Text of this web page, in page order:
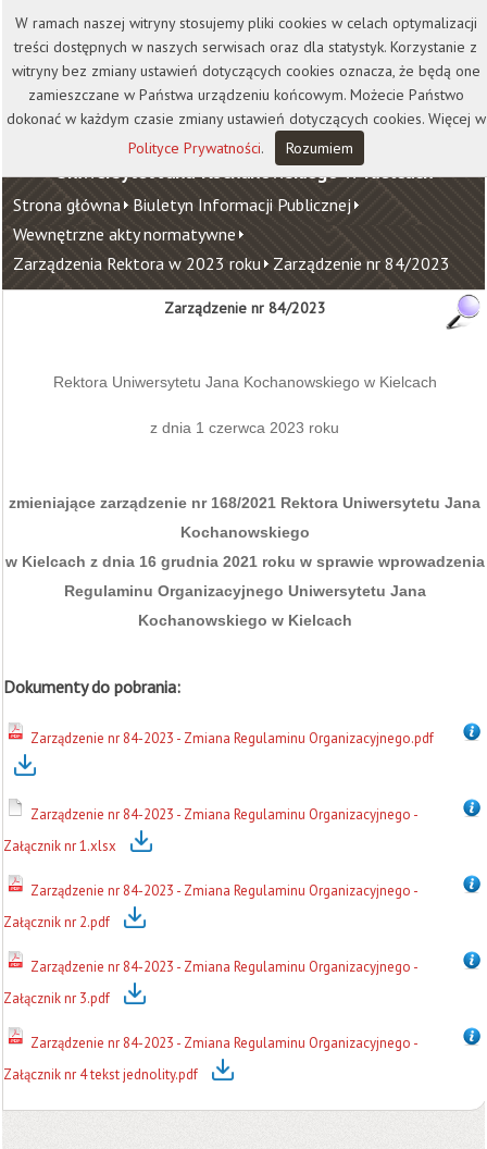
Kontakt Biblioteka
Wydawnictwo
Wirtualna Uczelnia
Uniwersytet Jana Kochanowskiego w Kielcach
Strona główna Biuletyn Informacji Publicznej
Wewnętrzne akty normatywne
Zarządzenia Rektora w 2023 roku Zarządzenie nr 84/2023
Zarządzenie nr 84/2023
Rektora Uniwersytetu Jana Kochanowskiego w Kielcach
z dnia 1 czerwca 2023 roku
zmieniające zarządzenie nr 168/2021 Rektora Uniwersytetu Jana
Kochanowskiego
w Kielcach z dnia 16 grudnia 2021 roku w sprawie wprowadzenia
Regulaminu Organizacyjnego Uniwersytetu Jana
Kochanowskiego w Kielcach
Dokumenty do pobrania:
Zarządzenie nr 84-2023 - Zmiana Regulaminu Organizacyjnego.pdf
Zarządzenie nr 84-2023 - Zmiana Regulaminu Organizacyjnego -
Załącznik nr 1.xlsx
Zarządzenie nr 84-2023 - Zmiana Regulaminu Organizacyjnego -
Załącznik nr 2.pdf
Zarządzenie nr 84-2023 - Zmiana Regulaminu Organizacyjnego -
Załącznik nr 3.pdf
Zarządzenie nr 84-2023 - Zmiana Regulaminu Organizacyjnego -
Załącznik nr 4 tekst jednolity.pdf
W ramach naszej witryny stosujemy pliki cookies w celach optymalizacji
treści dostępnych w naszych serwisach oraz dla statystyk. Korzystanie z
witryny bez zmiany ustawień dotyczących cookies oznacza, że będą one
zamieszczane w Państwa urządzeniu końcowym. Możecie Państwo
dokonać w każdym czasie zmiany ustawień dotyczących cookies. Więcej w
Polityce Prywatności. Rozumiem